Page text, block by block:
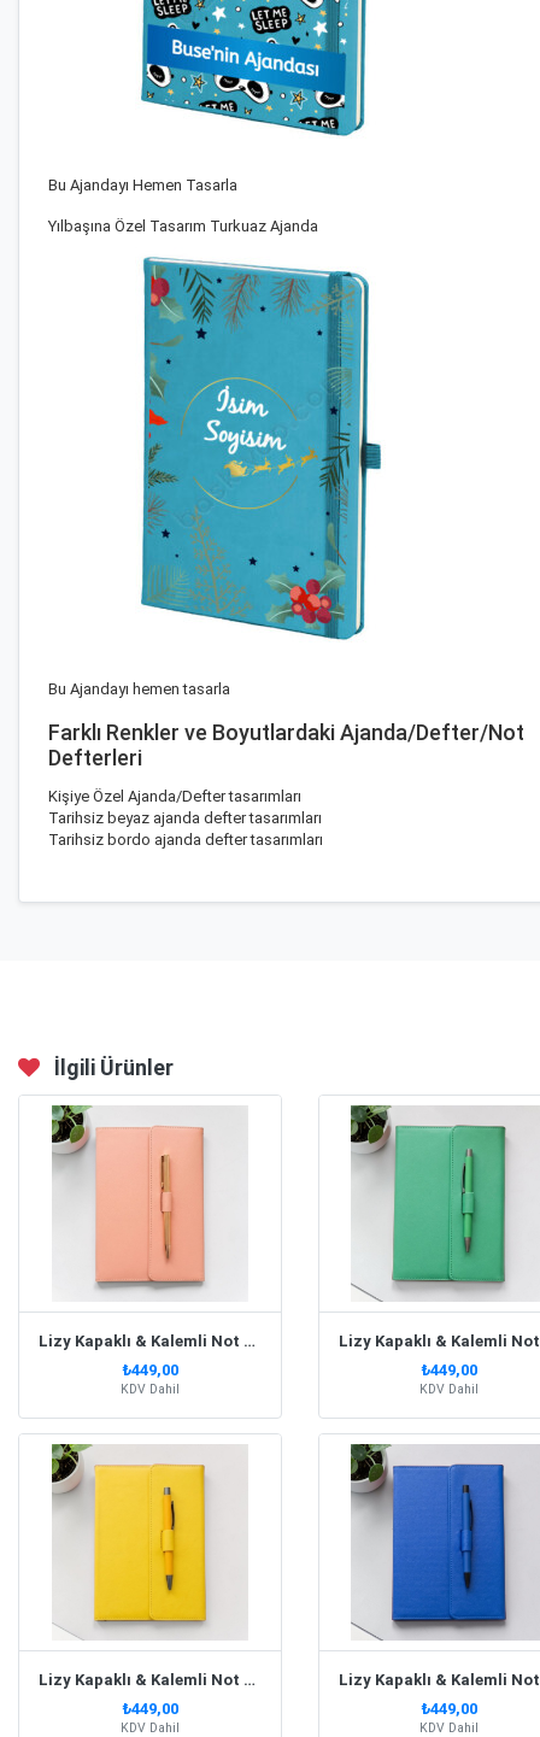
Bu Ajandayı Hemen Tasarla
Yılbaşına Özel Tasarım Turkuaz Ajanda
Bu Ajandayı hemen tasarla
Farklı Renkler ve Boyutlardaki Ajanda/Defter/Not
Defterleri
Kişiye Özel Ajanda/Deftertasarımları
Tarihsiz beyaz ajanda defter tasarımları
Tarihsiz bordo ajanda defter tasarımları
İlgili Ürünler
Lizy Kapaklı & Kalemli Not Defteri Soft Pembe
₺449,00
KDV Dahil
₺449,00
KDV Dahil
Lizy Kapaklı & Kalemli Not Defteri Sarı
₺449,00
KDV Dahil
₺449,00
KDV Dahil